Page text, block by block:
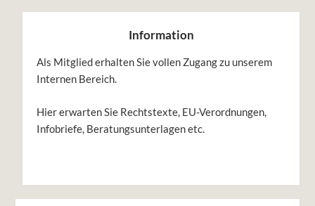
Information
Als Mitglied erhalten Sie vollen Zugang zu unserem
Internen Bereich.
Hier erwarten Sie Rechtstexte, EU-Verordnungen,
Infobriefe, Beratungsunterlagen etc.